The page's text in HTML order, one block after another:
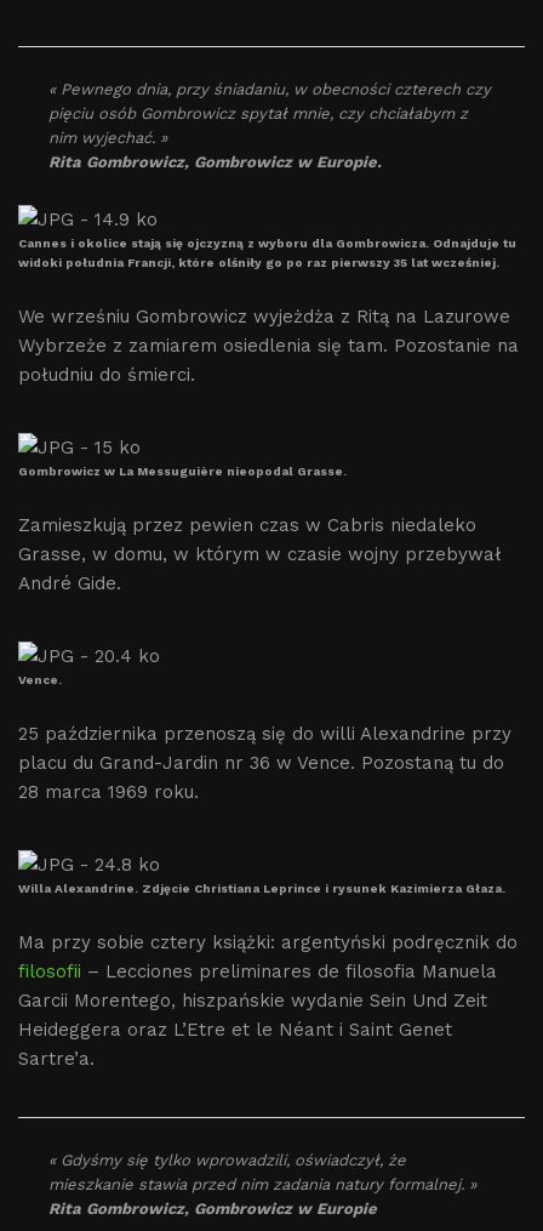
« Pewnego dnia, przy śniadaniu, w obecności czterech czy
pięciu osób Gombrowicz spytał mnie, czy chciałabym z
nim wyjechać. »
Rita Gombrowicz, Gombrowicz w Europie.
Cannes i okolice stają się ojczyzną z wyboru dla Gombrowicza. Odnajduje tu
widoki południa Francji, które olśniły go po raz pierwszy 35 lat wcześniej.
We wrześniu Gombrowicz wyjeżdża z Ritą na Lazurowe
Wybrzeże z zamiarem osiedlenia się tam. Pozostanie na
południu do śmierci.
Gombrowicz w La Messuguière nieopodal Grasse.
Zamieszkują przez pewien czas w Cabris niedaleko
Grasse, w domu, w którym w czasie wojny przebywał
André Gide.
Vence.
25 października przenoszą się do willi Alexandrine przy
placu du Grand-Jardin nr 36 w Vence. Pozostaną tu do
28 marca 1969 roku.
Willa Alexandrine. Zdjęcie Christiana Leprince i rysunek Kazimierza Głaza.
Ma przy sobie cztery książki: argentyński podręcznik do
filosofii – Lecciones preliminares de filosofia Manuela
Garcii Morentego, hiszpańskie wydanie Sein Und Zeit
Heideggera oraz L’Etre et le Néant i Saint Genet
Sartre’a.
« Gdyśmy się tylko wprowadzili, oświadczył, że
mieszkanie stawia przed nim zadania natury formalnej. »
Rita Gombrowicz, Gombrowicz w Europie